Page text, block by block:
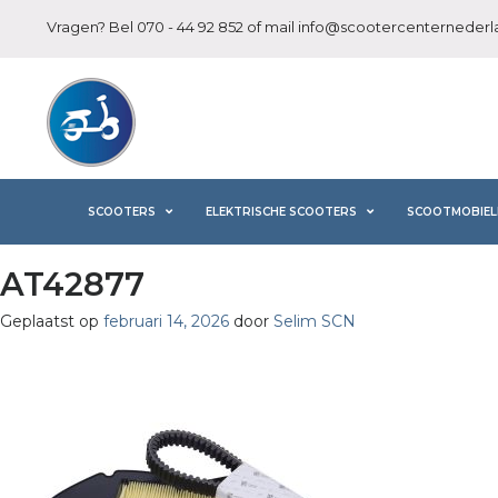
Vragen? Bel 070 - 44 92 852 of mail
SCOOTERS ELEKTRISCHE SCOOTERS
AT42877
Geplaatst op februari 14, 2026 door Selim SCN